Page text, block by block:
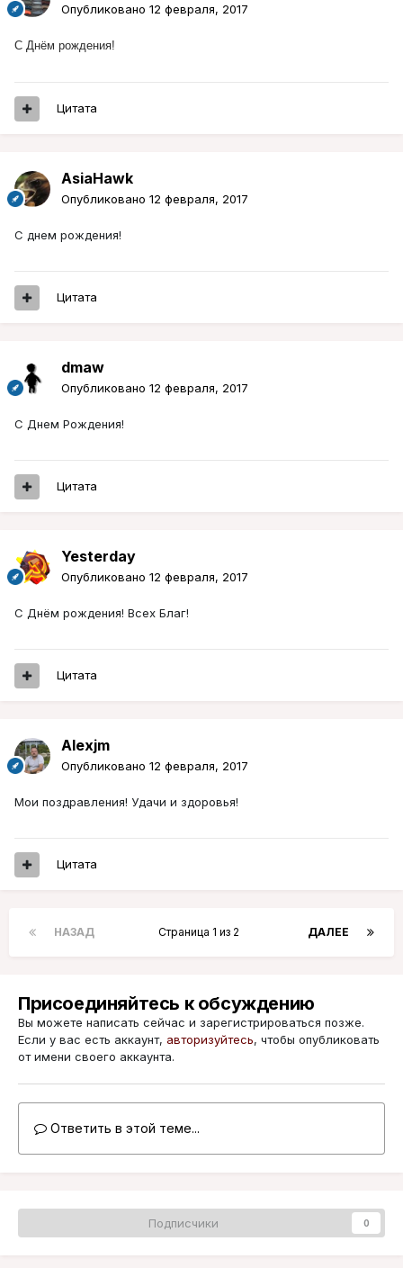
Опубликовано 12 февраля, 2017
С Днём рождения!
Цитата
AsiaHawk
Опубликовано 12 февраля, 2017
С днем рождения!
Цитата
dmaw
Опубликовано 12 февраля, 2017
С Днем Рождения!
Цитата
Yesterday
Опубликовано 12 февраля, 2017
С Днём рождения! Всех Благ!
Цитата
Alexjm
Опубликовано 12 февраля, 2017
Мои поздравления! Удачи и здоровья!
Цитата
НАЗАД ДАЛЕЕ
Страница 1 из 2
Присоединяйтесь к обсуждению
Вы можете написать сейчас и зарегистрироваться позже.
Если у вас есть аккаунт, авторизуйтесь, чтобы опубликовать
от имени своего аккаунта.
Ответить в этой теме...
Подписчики 0